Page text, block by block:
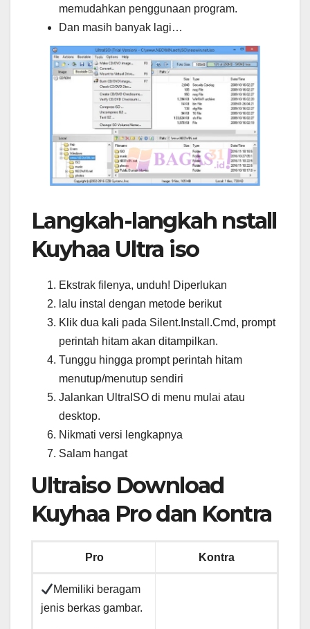
memudahkan penggunaan program.
Dan masih banyak lagi…
Langkah-langkah nstall
Kuyhaa Ultra iso
Ekstrak filenya, unduh! Diperlukan
lalu instal dengan metode berikut
Klik dua kali pada Silent.Install.Cmd, prompt
perintah hitam akan ditampilkan.
Tunggu hingga prompt perintah hitam
menutup/menutup sendiri
Jalankan UltraISO di menu mulai atau
desktop.
Nikmati versi lengkapnya
Salam hangat
Ultraiso Download
Kuyhaa Pro dan Kontra
Pro Kontra
Memiliki beragam
jenis berkas gambar.